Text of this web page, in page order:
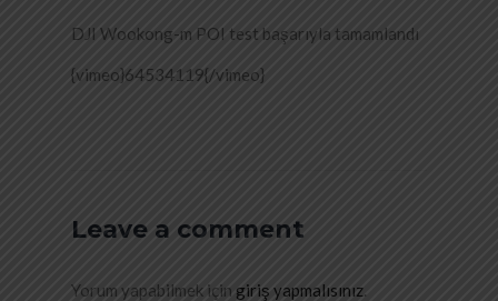
DJI Wookong-m POI test başarıyla tamamlandı
{vimeo}64534119{/vimeo}
Leave a comment
Yorum yapabilmek için giriş yapmalısınız.